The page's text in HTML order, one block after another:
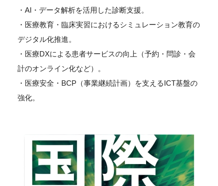
・AI・データ解析を活用した診断支援。
・医療教育・臨床実習におけるシミュレーション教育の
デジタル化推進。
・医療DXによる患者サービスの向上（予約・問診・会
計のオンライン化など）。
・医療安全・BCP（事業継続計画）を支えるICT基盤の
強化。